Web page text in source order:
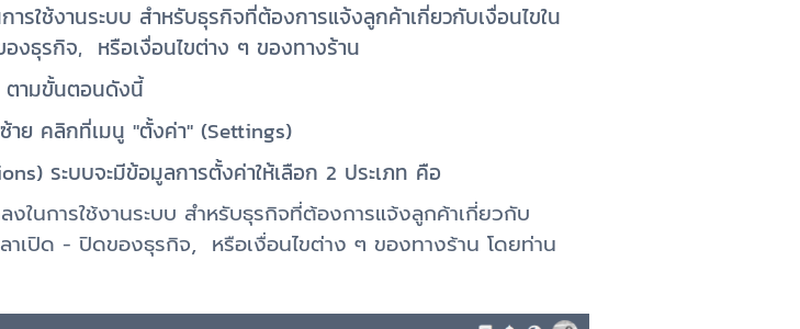
ารใช้งานระบบ สำหรับธุรกิจที่ต้องการแจ้งลูกค้าเกี่ยวกับเงื่อนไขใน
งธุรกิจ, หรือเงื่อนไขต่าง ๆ ของทางร้าน
ตามขั้นตอนดังนี้
าย คลิกที่เมนู "ตั้งค่า" (Settings)
ระบบจะมีข้อมูลการตั้งค่าให้เลือก 2 ประเภท คือ
งในการใช้งานระบบ สำหรับธุรกิจที่ต้องการแจ้งลูกค้าเกี่ยวกับ
าเปิด - ปิดของธุรกิจ, หรือเงื่อนไขต่าง ๆ ของทางร้าน โดยท่าน